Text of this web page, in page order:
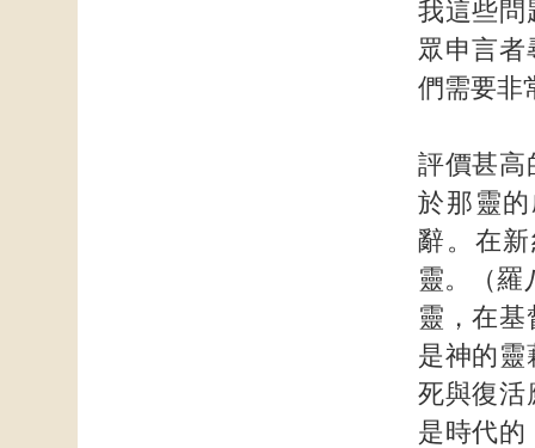
我這些問
眾申言者
們需要非
評價甚高
於那靈
辭。在
靈。（羅
靈，在
是神的靈
死與復活
是時代的